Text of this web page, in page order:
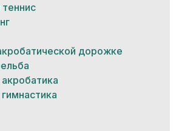
дорожке